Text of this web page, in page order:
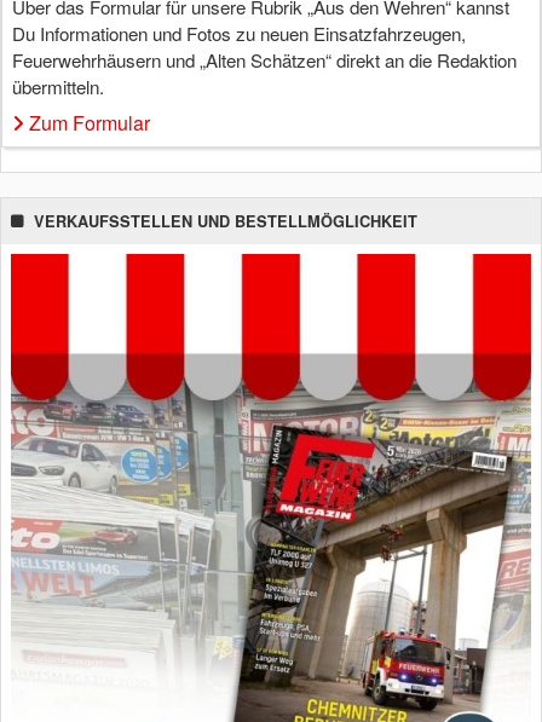
Über das Formular für unsere Rubrik „Aus den Wehren“ kannst
Du Informationen und Fotos zu neuen Einsatzfahrzeugen,
Feuerwehrhäusern und „Alten Schätzen“ direkt an die Redaktion
übermitteln.
Zum Formular
VERKAUFSSTELLEN UND BESTELLMÖGLICHKEIT